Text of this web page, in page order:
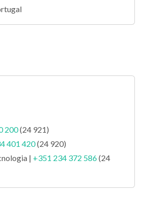
200(24 921)
401 420(24 920)
| +351 234 372 586(24